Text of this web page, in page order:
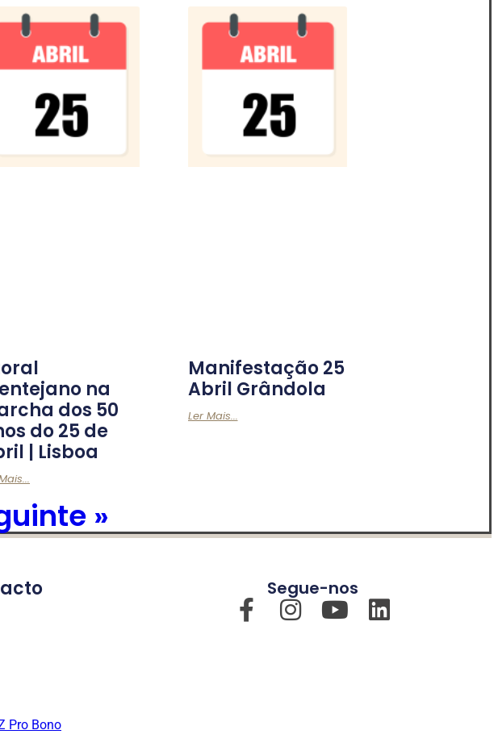
na
dos 50
do 25 de
| Lisboa
Manifestação 25
Abril Grândola
Ler Mais...
»
Segue-nos
Pro Bono